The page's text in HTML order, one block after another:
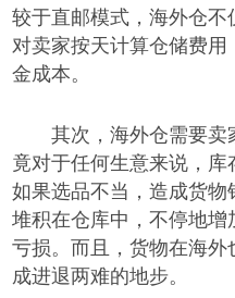
较于直邮模式，海外仓
对卖家按天计算仓储费
金成本。
其次，海外仓需要
竟对于任何生意来说，库
如果选品不当，造成货
堆积在仓库中，不停地
亏损。而且，货物在海外
成进退两难的地步。